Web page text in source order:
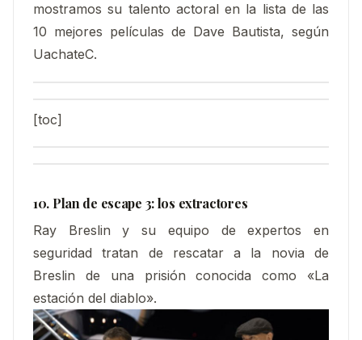
mostramos su talento actoral en la lista de las
10 mejores películas de Dave Bautista, según
UachateC.
[toc]
10. Plan de escape 3: los extractores
Ray Breslin y su equipo de expertos en
seguridad tratan de rescatar a la novia de
Breslin de una prisión conocida como «La
estación del diablo».